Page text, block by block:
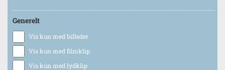
Generelt
Vis kun med billeder
Vis kun med filmklip
Vis kun med lydklip